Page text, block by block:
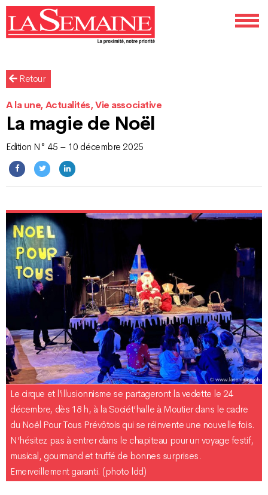
Retour
A la une, Actualités, Vie associative
La magie de Noël
Edition N° 45 – 10 décembre 2025
Le cirque et l’illusionnisme se partageront la vedette le 24
décembre, dès 18 h, à la Sociét’halle à Moutier dans le cadre
du Noël Pour Tous Prévôtois qui se réinvente une nouvelle fois.
N’hésitez pas à entrer dans le chapiteau pour un voyage festif,
musical, gourmand et truffé de bonnes surprises.
Emerveillement garanti. (photo ldd)